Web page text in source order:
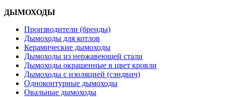
ДЫМОХОДЫ
Производители (бренды)
Дымоходы для котлов
Керамические дымоходы
Дымоходы из нержавеющей стали
Дымоходы окрашенные в цвет кровли
Дымоходы с изоляцией (сэндвич)
Одноконтурные дымоходы
Овальные дымоходы